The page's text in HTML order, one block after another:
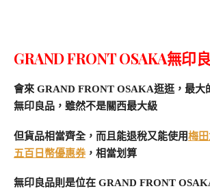
GRAND FRONT OSAKA無印
會來 GRAND FRONT OSAKA逛逛，最大
無印良品，雖然不是關西最大級
但貨品相當齊全，而且能退稅又能使用梅
五百日幣優惠券，相當划算
無印良品則是位在 GRAND FRONT